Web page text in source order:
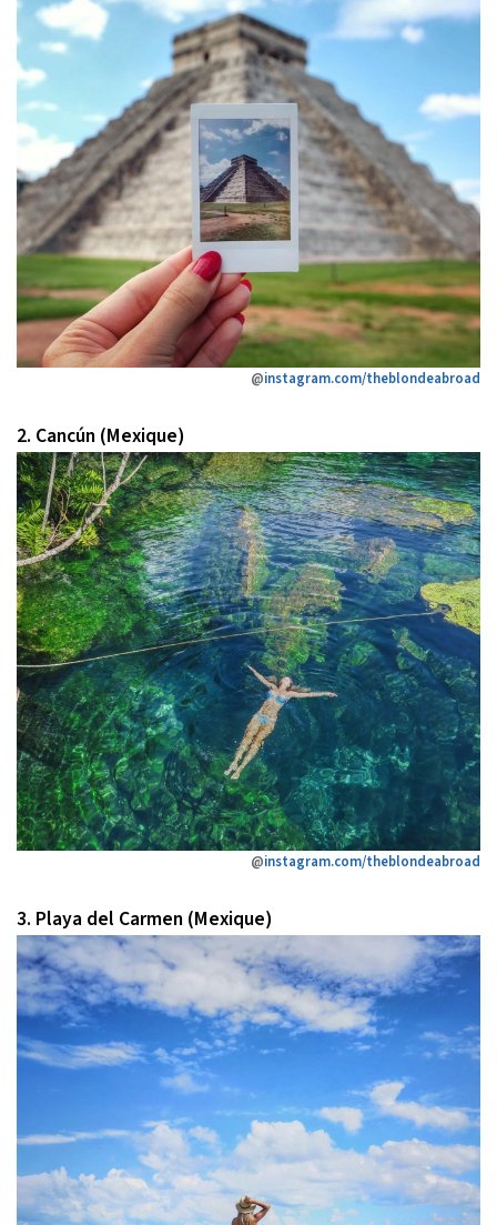
@instagram.com/theblondeabroad
2. Cancún (Mexique)
@instagram.com/theblondeabroad
3. Playa del Carmen (Mexique)